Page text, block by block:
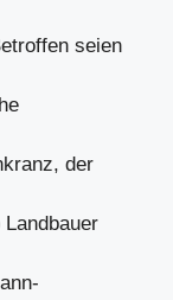
seien
der